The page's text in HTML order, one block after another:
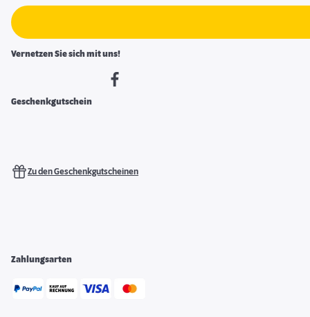
Vernetzen Sie sich mit uns!
Geschenkgutschein
Zu den Geschenkgutscheinen
Zahlungsarten